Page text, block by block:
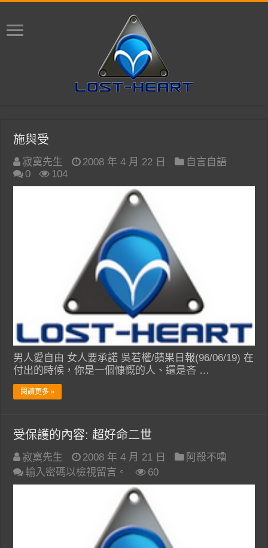
施與受
寂寞先生 2008 年 4 月 22 日
自言自語
0
104
男人愛自由 女人要承諾 吳若權/蘋果日報(96/06/19) 在
付出的時候，你是一個慷慨的人、還是吝 …
閱讀更多 »
受保護的內容: 超好命二世
寂寞先生 2008 年 4 月 21 日
阿殺不嚕
輸入密碼以檢視留言。
60